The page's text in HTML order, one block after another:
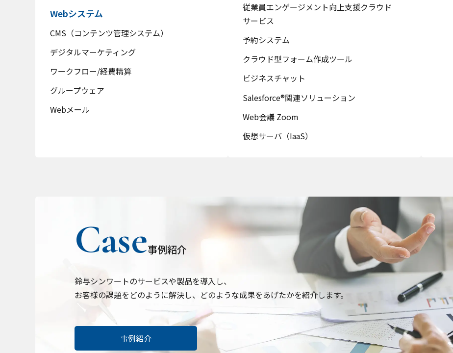
Webシステム
CMS（コンテンツ管理システム）
デジタルマーケティング
ワークフロー/経費精算
グループウェア
Webメール
従業員エンゲージメント向上支援クラウド
サービス
予約システム
クラウド型フォーム作成ツール
ビジネスチャット
Salesforce®関連ソリューション
Web会議 Zoom
仮想サーバ（IaaS）
事例紹介
鈴与シンワートのサービスや製品を導入し、
お客様の課題をどのように解決し、どのような成果をあげたかを紹介します。
事例紹介
Cookie の
プライバシー情報
不可欠な Cookie
パフォーマンス Cookie
プライバシー情報
お客様が当サイトを訪れると、ブラウザに情報が保存
ラウザに保存された情報が取得されることがあります
先は Cookie であり、対象となるのはサイト訪問者に関